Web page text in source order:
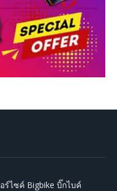
ร์ไซค์ Bigbike บิ๊กไบค์